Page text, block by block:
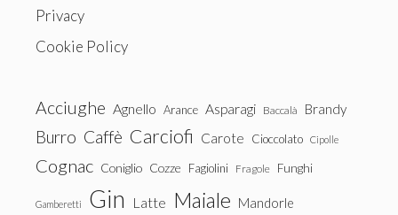
Privacy
Cookie Policy
Acciughe Agnello Arance Asparagi Baccalà Brandy
Burro Caffè Carciofi Carote Cioccolato Cipolle
Cognac Coniglio Cozze Fagiolini Fragole Funghi
Gamberetti Gin Latte Maiale Mandorle